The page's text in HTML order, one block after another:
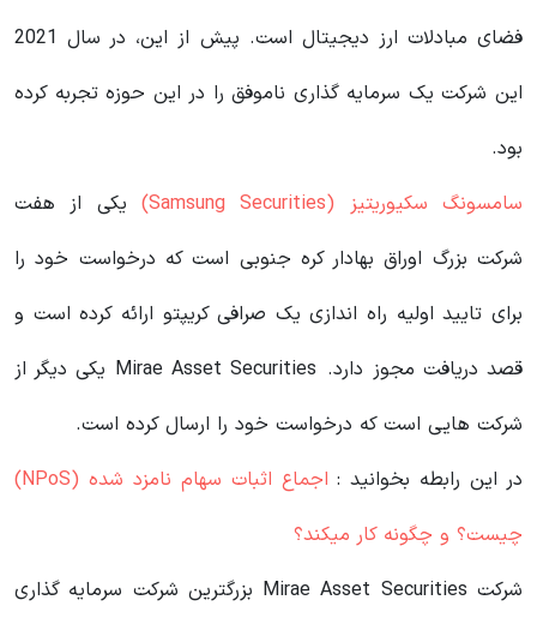
فضای مبادلات ارز دیجیتال است. پیش از این، در سال 2021
این شرکت یک سرمایه گذاری ناموفق را در این حوزه تجربه کرده
بود.
سامسونگ سکیوریتیز (Samsung Securities)
یکی از هفت
شرکت بزرگ اوراق بهادار کره جنوبی است که درخواست خود را
برای تایید اولیه راه اندازی یک صرافی کریپتو ارائه کرده است و
قصد دریافت مجوز دارد. Mirae Asset Securities یکی دیگر از
شرکت هایی است که درخواست خود را ارسال کرده است.
در این رابطه بخوانید‌ :
اجماع اثبات سهام نامزد شده (NPoS)
چیست؟ و چگونه کار میکند؟
شرکت Mirae Asset Securities بزرگترین شرکت سرمایه گذاری